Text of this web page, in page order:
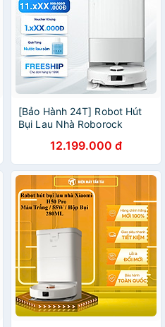
[Bảo Hành 24T] Robot Hút
Bụi Lau Nhà Roborock
18.500 Pa - Hàng Chính
Hãng
12.199.000 đ